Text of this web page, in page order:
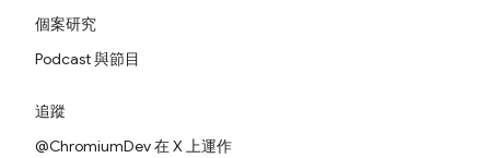
個案研究
Podcast 與節目
追蹤
@ChromiumDev 在 X 上運作